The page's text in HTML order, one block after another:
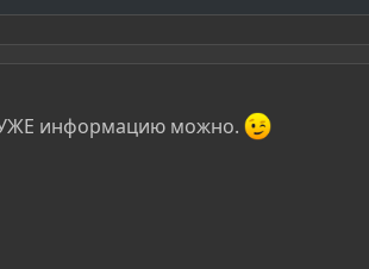
УЖЕ информацию можно.